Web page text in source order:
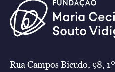
Rua Campos Bicudo, 98,